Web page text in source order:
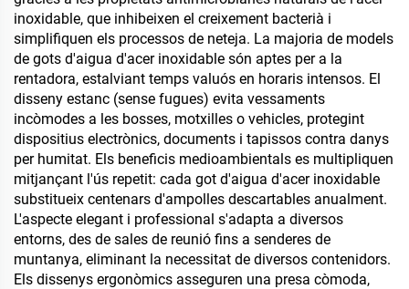
inoxidable, que inhibeixen el creixement bacterià i
simplifiquen els processos de neteja. La majoria de models
de gots d'aigua d'acer inoxidable són aptes per a la
rentadora, estalviant temps valuós en horaris intensos. El
disseny estanc (sense fugues) evita vessaments
incòmodes a les bosses, motxilles o vehicles, protegint
dispositius electrònics, documents i tapissos contra danys
per humitat. Els beneficis medioambientals es multipliquen
mitjançant l'ús repetit: cada got d'aigua d'acer inoxidable
substitueix centenars d'ampolles descartables anualment.
L'aspecte elegant i professional s'adapta a diversos
entorns, des de sales de reunió fins a senderes de
muntanya, eliminant la necessitat de diversos contenidors.
Els dissenys ergonòmics asseguren una presa còmoda,